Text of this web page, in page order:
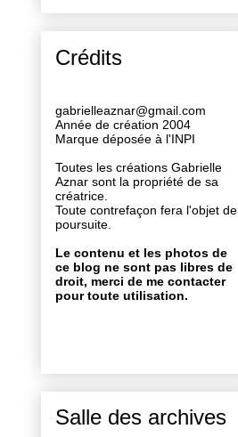
Crédits
gabrielleaznar@gmail.com
Année de création 2004
Marque déposée à l'INPI
Toutes les créations Gabrielle
Aznar sont la propriété de sa
créatrice.
Toute contrefaçon fera l'objet de
poursuite.
Le contenu et les photos de
ce blog ne sont pas libres de
droit, merci de me contacter
pour toute utilisation.
Salle des archives